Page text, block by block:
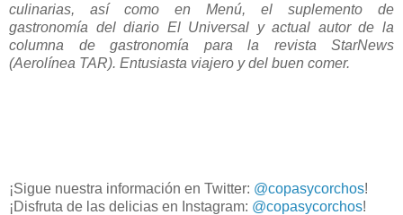
culinarias, así como en Menú, el suplemento de
gastronomía del diario El Universal y actual autor de la
columna de gastronomía para la revista StarNews
(Aerolínea TAR). Entusiasta viajero y del buen comer.
¡Sigue nuestra información en Twitter: @copasycorchos!
¡Disfruta de las delicias en Instagram: @copasycorchos!